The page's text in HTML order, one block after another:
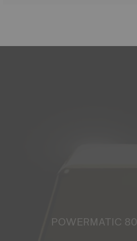
POWERMATIC 80